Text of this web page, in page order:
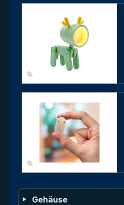
Gehäuse